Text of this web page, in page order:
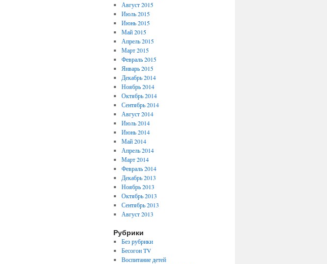
Август 2015
Июль 2015
Июнь 2015
Май 2015
Апрель 2015
Март 2015
Февраль 2015
Январь 2015
Декабрь 2014
Ноябрь 2014
Октябрь 2014
Сентябрь 2014
Август 2014
Июль 2014
Июнь 2014
Май 2014
Апрель 2014
Март 2014
Февраль 2014
Декабрь 2013
Ноябрь 2013
Октябрь 2013
Сентябрь 2013
Август 2013
Рубрики
Без рубрики
Бесогон TV
Воспитание детей